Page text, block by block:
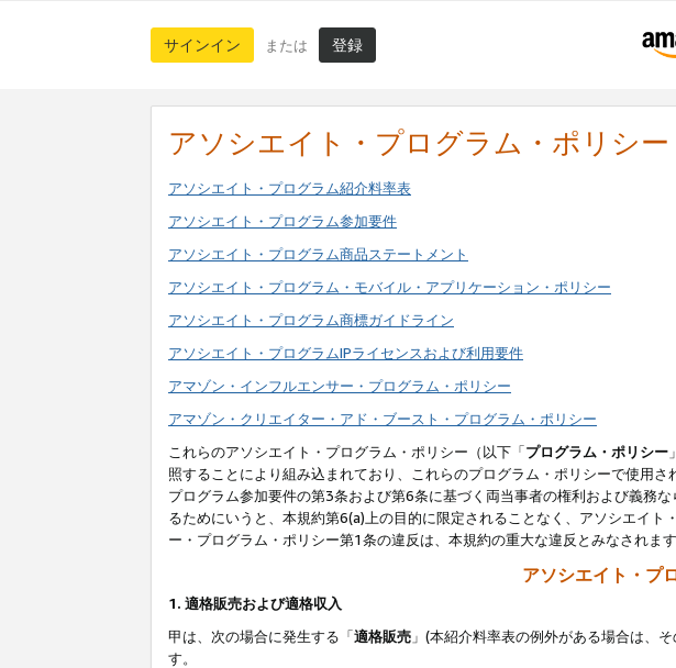
サインイン または 登録
アソシエイト・プログラム・ポリシー
アソシエイト・プログラム紹介料率表
アソシエイト・プログラム参加要件
アソシエイト・プログラム商品ステートメント
アソシエイト・プログラム・モバイル・アプリケーション・ポリシー
アソシエイト・プログラム商標ガイドライン
アソシエイト・プログラムIPライセンスおよび利用要件
アマゾン・インフルエンサー・プログラム・ポリシー
アマゾン・クリエイター・アド・ブースト・プログラム・ポリシー
これらのアソシエイト・プログラム・ポリシー（以下「プログラム・ポリシー
照することにより組み込まれており、これらのプログラム・ポリシーで使用
プログラム参加要件の第3条および第6条に基づく両当事者の権利および義務
るためにいうと、本規約第6(a)上の目的に限定されることなく、アソシエイ
ー・プログラム・ポリシー第1条の違反は、本規約の重大な違反とみなされます
アソシエイト・プ
1. 適格販売および適格収入
甲は、次の場合に発生する「適格販売 」(本紹介料率表の例外がある場合は、
す。